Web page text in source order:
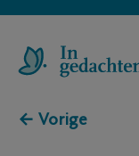
← Vorige